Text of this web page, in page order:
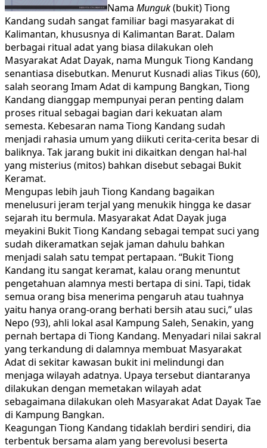
Nama Munguk(bukit) Tiong
Kandang sudah sangat familiar bagi masyarakat di
Kalimantan, khususnya di Kalimantan Barat. Dalam
berbagai ritual adat yang biasa dilakukan oleh
Masyarakat Adat Dayak, nama Munguk Tiong Kandang
senantiasa disebutkan. Menurut Kusnadi alias Tikus (60),
salah seorang Imam Adat di kampung Bangkan, Tiong
Kandang dianggap mempunyai peran penting dalam
proses ritual sebagai bagian dari kekuatan alam
semesta. Kebesaran nama Tiong Kandang sudah
menjadi rahasia umum yang diikuti cerita-cerita besar di
baliknya. Tak jarang bukit ini dikaitkan dengan hal-hal
yang misterius (mitos) bahkan disebut sebagai Bukit
Keramat.
Mengupas lebih jauh Tiong Kandang bagaikan
menelusuri jeram terjal yang menukik hingga ke dasar
sejarah itu bermula. Masyarakat Adat Dayak juga
meyakini Bukit Tiong Kandang sebagai tempat suci yang
sudah dikeramatkan sejak jaman dahulu bahkan
menjadi salah satu tempat pertapaan. “Bukit Tiong
Kandang itu sangat keramat, kalau orang menuntut
pengetahuan alamnya mesti bertapa di sini. Tapi, tidak
semua orang bisa menerima pengaruh atau tuahnya
yaitu hanya orang-orang berhati bersih atau suci,” ulas
Nepo (93), ahli lokal asal Kampung Saleh, Senakin, yang
pernah bertapa di Tiong Kandang. Menyadari nilai sakral
yang terkandung di dalamnya membuat Masyarakat
Adat di sekitar kawasan bukit ini melindungi dan
menjaga wilayah adatnya. Upaya tersebut diantaranya
dilakukan dengan memetakan wilayah adat
sebagaimana dilakukan oleh Masyarakat Adat Dayak Tae
di Kampung Bangkan.
Keagungan Tiong Kandang tidaklah berdiri sendiri, dia
terbentuk bersama alam yang berevolusi beserta